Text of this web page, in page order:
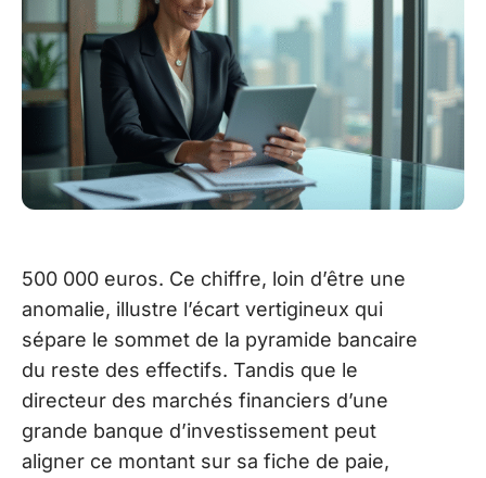
500 000 euros. Ce chiffre, loin d’être une
anomalie, illustre l’écart vertigineux qui
sépare le sommet de la pyramide bancaire
du reste des effectifs. Tandis que le
directeur des marchés financiers d’une
grande banque d’investissement peut
aligner ce montant sur sa fiche de paie,